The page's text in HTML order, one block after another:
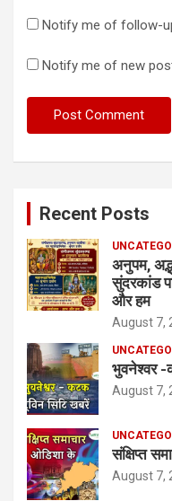
Notify me of follow-
Notify me of new
Recent Posts
अनुपम,
सुंदरकांड
और हम
August 7,
भुवनेश्वर
August 7,
संक्षिप्त
August 7,